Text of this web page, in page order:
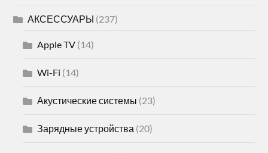
АКСЕССУАРЫ (237)
Apple TV (14)
Wi-Fi (14)
Акустические системы (23)
Зарядные устройства (20)